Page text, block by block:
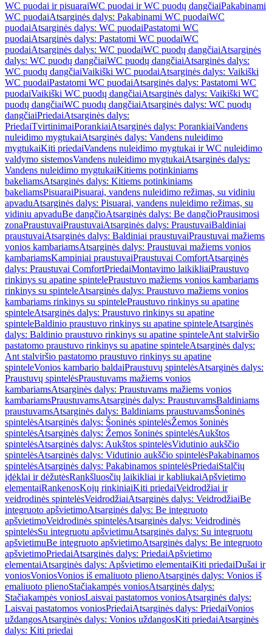
WC puodai ir pisuaraiWC puodai ir WC puodų dangčiaiPakabinami
WC puodaiAtsarginės dalys: Pakabinami WC puodaiWC
puodaiAtsarginės dalys: WC puodaiPastatomi WC
puodaiAtsarginės dalys: Pastatomi WC puodaiWC
puodaiAtsarginės dalys: WC puodaiWC puodų dangčiaiAtsarginės
dalys: WC puodų dangčiaiWC puodų dangčiaiAtsarginės dalys:
WC puodų dangčiaiVaikiški WC puodaiAtsarginės dalys: Vaikiški
WC puodaiPastatomi WC puodaiAtsarginės dalys: Pastatomi WC
puodaiVaikiški WC puodų dangčiaiAtsarginės dalys: Vaikiški WC
puodų dangčiaiWC puodų dangčiaiAtsarginės dalys: WC puodų
dangčiaiPriedaiAtsarginės dalys:
PriedaiTvirtinimaiPorankiaiAtsarginės dalys: PorankiaiVandens
nuleidimo mygtukaiAtsarginės dalys: Vandens nuleidimo
mygtukaiKiti priedaiVandens nuleidimo mygtukai ir WC nuleidimo
valdymo sistemosVandens nuleidimo mygtukaiAtsarginės dalys:
Vandens nuleidimo mygtukaiKitiems potinkiniams
bakeliamsAtsarginės dalys: Kitiems potinkiniams
bakeliamsPisuaraiPisuarai, vandens nuleidimo režimas, su vidiniu
apvaduAtsarginės dalys: Pisuarai, vandens nuleidimo režimas, su
vidiniu apvaduBe dangčioAtsarginės dalys: Be dangčioPrausimosi
zonaPraustuvaiPraustuvaiAtsarginės dalys: PraustuvaiBaldiniai
praustuvaiAtsarginės dalys: Baldiniai praustuvaiPraustuvai mažiems
vonios kambariamsAtsarginės dalys: Praustuvai mažiems vonios
kambariamsKampiniai praustuvaiPraustuvai ComfortAtsarginės
dalys: Praustuvai ComfortPriedaiMontavimo laikikliaiPraustuvo
rinkinys su apatine spintelePraustuvo mažiems vonios kambariams
rinkinys su spinteleAtsarginės dalys: Praustuvo mažiems vonios
kambariams rinkinys su spintelePraustuvo rinkinys su apatine
spinteleAtsarginės dalys: Praustuvo rinkinys su apatine
spinteleBaldinio praustuvo rinkinys su apatine spinteleAtsarginės
dalys: Baldinio praustuvo rinkinys su apatine spinteleAnt stalviršio
pastatomo praustuvo rinkinys su apatine spinteleAtsarginės dalys:
Ant stalviršio pastatomo praustuvo rinkinys su apatine
spinteleVonios kambario baldaiPraustuvų spintelėsAtsarginės dalys:
Praustuvų spintelėsPraustuvams mažiems vonios
kambariamsAtsarginės dalys: Praustuvams mažiems vonios
kambariamsPraustuvamsAtsarginės dalys: PraustuvamsBaldiniams
praustuvamsAtsarginės dalys: Baldiniams praustuvamsŠoninės
spintelėsAtsarginės dalys: Šoninės spintelėsŽemos šoninės
spintelėsAtsarginės dalys: Žemos šoninės spintelėsAukštos
spintelėsAtsarginės dalys: Aukštos spintelėsVidutinio aukščio
spintelėsAtsarginės dalys: Vidutinio aukščio spintelėsPakabinamos
spintelėsAtsarginės dalys: Pakabinamos spintelėsPriedaiStalčių
įdėklai ir dėžutėsRankšluosčių laikikliai ir kabliukaiApšvietimo
elementaiRankenosKojų rinkiniaiKiti priedaiVeidrodžiai ir
veidrodinės spintelėsVeidrodžiaiAtsarginės dalys: VeidrodžiaiBe
integruoto apšvietimoAtsarginės dalys: Be integruoto
apšvietimoVeidrodinės spintelėsAtsarginės dalys: Veidrodinės
spintelėsSu integruotu apšvietimuAtsarginės dalys: Su integruotu
apšvietimuBe integruoto apšvietimoAtsarginės dalys: Be integruoto
apšvietimoPriedaiAtsarginės dalys: PriedaiApšvietimo
elementaiAtsarginės dalys: Apšvietimo elementaiKiti priedaiDušai ir
voniosVoniosVonios iš emaliuoto plienoAtsarginės dalys: Vonios iš
emaliuoto plienoStačiakampės voniosAtsarginės dalys:
Stačiakampės voniosLaisvai pastatomos voniosAtsarginės dalys:
Laisvai pastatomos voniosPriedaiAtsarginės dalys: PriedaiVonios
uždangosAtsarginės dalys: Vonios uždangosKiti priedaiAtsarginės
dalys: Kiti priedai